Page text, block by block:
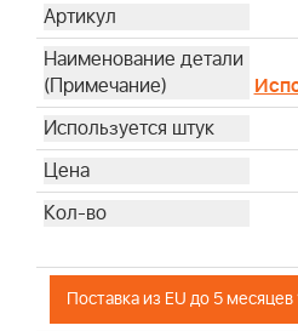
Поставка из EU до 5